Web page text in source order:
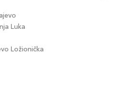
Luka
Ložionička